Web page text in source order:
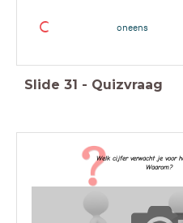
C oneens
Slide 31 - Quizvraag
Welk cijfer verwacht je voor
Waarom?